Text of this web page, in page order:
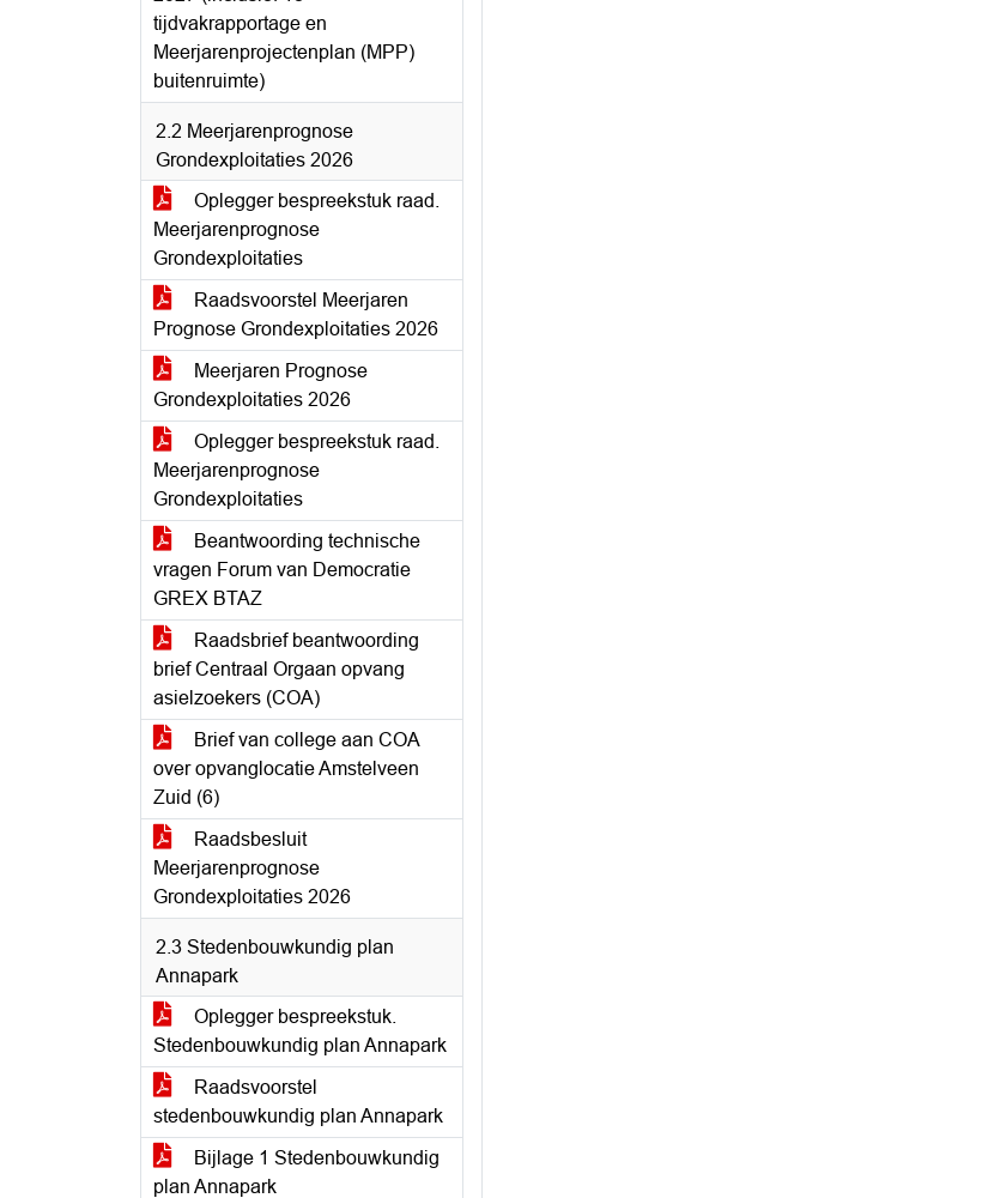
tijdvakrapportage en
Meerjarenprojectenplan (MPP)
buitenruimte)
2.2 Meerjarenprognose
Grondexploitaties 2026
Oplegger bespreekstuk raad.
Meerjarenprognose
Grondexploitaties
Raadsvoorstel Meerjaren
Prognose Grondexploitaties 2026
Meerjaren Prognose
Grondexploitaties 2026
Oplegger bespreekstuk raad.
Meerjarenprognose
Grondexploitaties
Beantwoording technische
vragen Forum van Democratie
GREX BTAZ
Raadsbrief beantwoording
brief Centraal Orgaan opvang
asielzoekers (COA)
Brief van college aan COA
over opvanglocatie Amstelveen
Zuid (6)
Raadsbesluit
Meerjarenprognose
Grondexploitaties 2026
2.3 Stedenbouwkundig plan
Annapark
Oplegger bespreekstuk.
Stedenbouwkundig plan Annapark
Raadsvoorstel
stedenbouwkundig plan Annapark
Bijlage 1 Stedenbouwkundig
plan Annapark